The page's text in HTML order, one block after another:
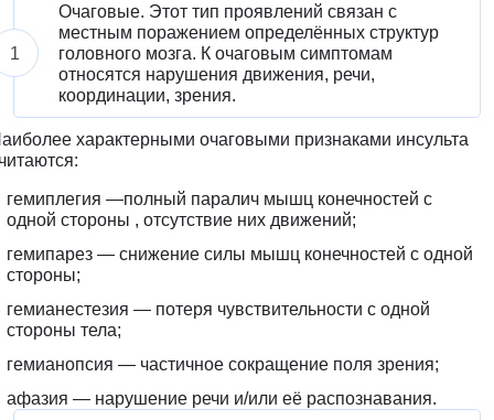
Очаговые. Этот тип проявлений связан с
местным поражением определённых структур
головного мозга. К очаговым симптомам
относятся нарушения движения, речи,
координации, зрения.
характерными очаговыми признаками инсульта
гемиплегия —полный паралич мышц конечностей с
одной стороны , отсутствие них движений;
гемипарез — снижение силы мышц конечностей с одной
стороны;
гемианестезия — потеря чувствительности с одной
стороны тела;
гемианопсия — частичное сокращение поля зрения;
афазия — нарушение речи и/или её распознавания.